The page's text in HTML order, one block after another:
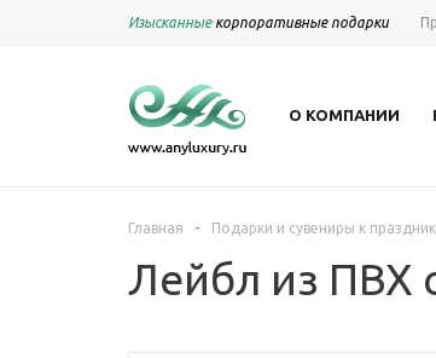
Изысканныекорпоративные подарки
О КОМПАНИИ
Главная - Подарки и сувениры к
Лейбл из ПВХ